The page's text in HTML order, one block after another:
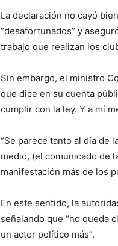
La declaración no cayó
“desafortunados” y
trabajo que realizan los
Sin embargo, el ministro
que dice en su cuenta
cumplir con la ley. Y a mí
“Se parece tanto al día de
medio, (el comunicado de
manifestación más de los
En este sentido, la
señalando que “no queda
un actor político más”.